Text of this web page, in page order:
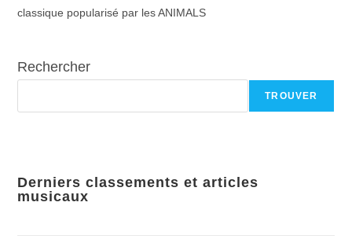
classique popularisé par les ANIMALS
Rechercher
TROUVER
Derniers classements et articles
musicaux